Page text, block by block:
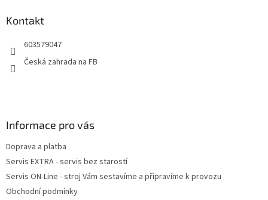
Kontakt
603579047
Česká zahrada na FB
Informace pro vás
Doprava a platba
Servis EXTRA - servis bez starostí
Servis ON-Line - stroj Vám sestavíme a připravíme k provozu
Obchodní podmínky